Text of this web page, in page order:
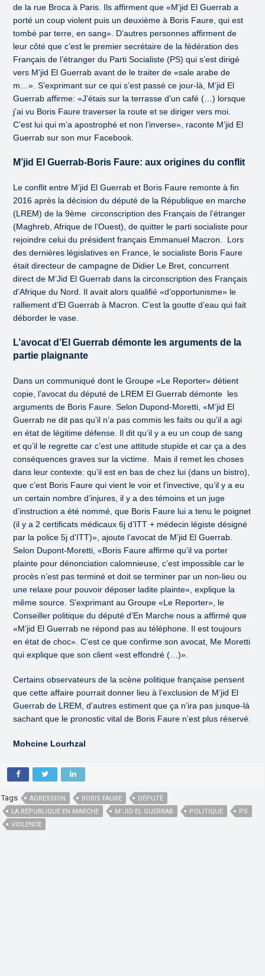
de la rue Broca à Paris. Ils affirment que «M’jid El Guerrab a
porté un coup violent puis un deuxième à Boris Faure, qui est
tombé par terre, en sang». D’autres personnes affirment de
leur côté que c’est le premier secrétaire de la fédération des
Français de l’étranger du Parti Socialiste (PS) qui s’est dirigé
vers M’jid El Guerrab avant de le traiter de «sale arabe de
m…». S’exprimant sur ce qui s’est passé ce jour-là, M’jid El
Guerrab affirme: «J’étais sur la terrasse d’un café (…) lorsque
j’ai vu Boris Faure traverser la route et se diriger vers moi.
C’est lui qui m’a apostrophé et non l’inverse», raconte M’jid El
Guerrab sur son mur Facebook.
M’jid El Guerrab-Boris Faure: aux origines du conflit
Le conflit entre M’jid El Guerrab et Boris Faure remonte à fin
2016 après la décision du député de la République en marche
(LREM) de la 9ème circonscription des Français de l’étranger
(Maghreb, Afrique de l’Ouest), de quitter le parti socialiste pour
rejoindre celui du président français Emmanuel Macron. Lors
des dernières législatives en France, le socialiste Boris Faure
était directeur de campagne de Didier Le Bret, concurrent
direct de M’Jid El Guerrab dans la circonscription des Français
d’Afrique du Nord. Il avait alors qualifié «d’opportunisme» le
ralliement d’El Guerrab à Macron. C’est la goutte d’eau qui fait
déborder le vase.
L’avocat d’El Guerrab démonte les arguments de la
partie plaignante
Dans un communiqué dont le Groupe «Le Reporter» détient
copie, l’avocat du député de LREM El Guerrab démonte les
arguments de Boris Faure. Selon Dupond-Moretti, «M’jid El
Guerrab ne dit pas qu’il n’a pas commis les faits ou qu’il a agi
en état de légitime défense. Il dit qu’il y a eu un coup de sang
et qu’il le regrette car c’est une attitude stupide et car ça a des
conséquences graves sur la victime. Mais il remet les choses
dans leur contexte: qu’il est en bas de chez lui (dans un bistro),
que c’est Boris Faure qui vient le voir et l’invective, qu’il y a eu
un certain nombre d’injures, il y a des témoins et un juge
d’instruction a été nommé, que Boris Faure lui a tenu le poignet
(il y a 2 certificats médicaux 6j d’ITT + médecin légiste désigné
par la police 5j d’ITT)», ajoute l’avocat de M’jid El Guerrab.
Selon Dupont-Moretti, «Boris Faure affirme qu’il va porter
plainte pour dénonciation calomnieuse, c’est impossible car le
procès n’est pas terminé et doit se terminer par un non-lieu ou
une relaxe pour pouvoir déposer ladite plainte», explique la
même source. S’exprimant au Groupe «Le Reporter», le
Conseiller politique du député d’En Marche nous a affirmé que
«M’jid El Guerrab ne répond pas au téléphone. Il est toujours
en état de choc». C’est ce que confirme son avocat, Me Moretti
qui explique que son client «est effondré (…)».
Certains observateurs de la scène politique française pensent
que cette affaire pourrait donner lieu à l’exclusion de M’jid El
Guerrab de LREM, d’autres estiment que ça n’ira pas jusque-là
sachant que le pronostic vital de Boris Faure n’est plus réservé.
Mohcine Lourhzal
Tags AGRESSION BORIS FAURE
DÉPUTÉ
LA RÉPUBLIQUE EN MARCHE
M’JID EL GUERRAB POLITIQUE
PS
VIOLENCE